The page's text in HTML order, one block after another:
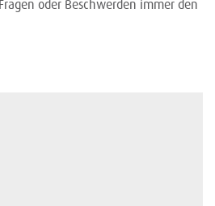
oder Beschwerden immer den